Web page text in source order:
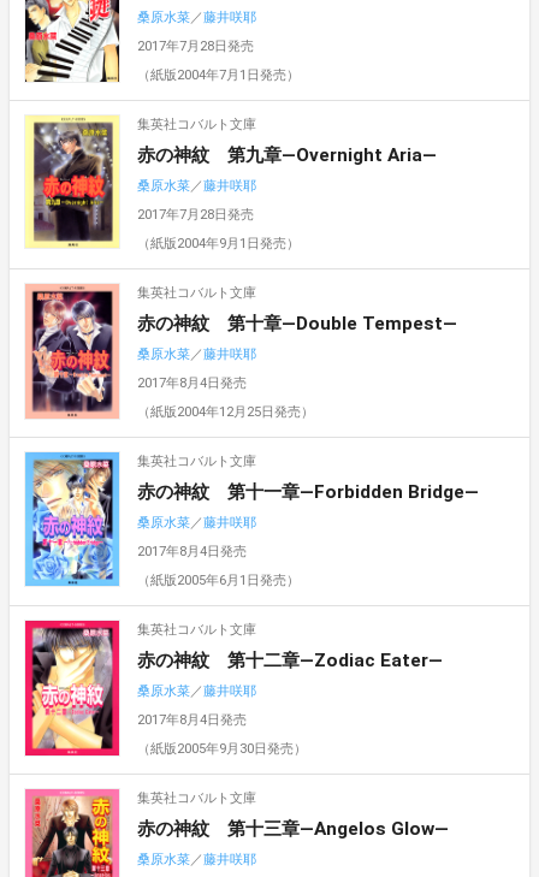
桑原水菜／藤井咲耶
2017年7月28日発売
（紙版2004年7月1日発売）
集英社コバルト文庫
赤の神紋 第九章―Overnight Aria―
桑原水菜／藤井咲耶
2017年7月28日発売
（紙版2004年9月1日発売）
集英社コバルト文庫
赤の神紋 第十章―Double Tempest―
桑原水菜／藤井咲耶
2017年8月4日発売
（紙版2004年12月25日発売）
集英社コバルト文庫
赤の神紋 第十一章―Forbidden Bridge―
桑原水菜／藤井咲耶
2017年8月4日発売
（紙版2005年6月1日発売）
集英社コバルト文庫
赤の神紋 第十二章―Zodiac Eater―
桑原水菜／藤井咲耶
2017年8月4日発売
（紙版2005年9月30日発売）
集英社コバルト文庫
赤の神紋 第十三章―Angelos Glow―
桑原水菜／藤井咲耶